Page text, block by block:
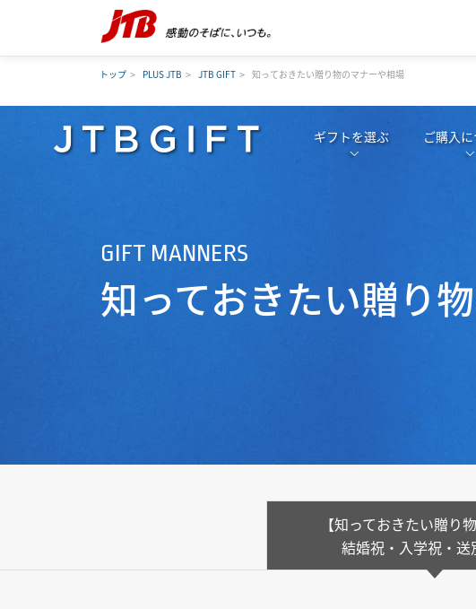
トップ PLUS JTB JTB GIFT 知っておきたい贈り物のマナーや相場
ギフトを選ぶ ご購入
GIFT MANNERS
知っておきたい贈り
【知っておきたい贈り
結婚祝・入学祝・送